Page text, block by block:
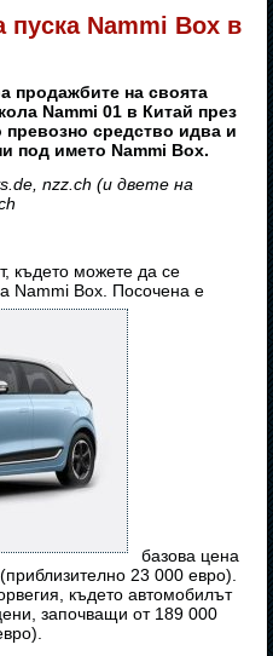
пуска Nammi Box в
продажбите на своята
Nammi 01 в Китай през
превозно средство идва и
под името Nammi Box.
nzz.ch (и двете на
където можете да се
Nammi Box. Посочена е
базова цена
23 000 евро).
където автомобилът
започващи от 189 000